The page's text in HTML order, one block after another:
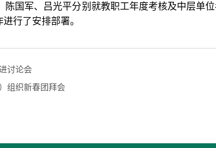
陈国军、吕光平分别就教职工年度考核及中层单
行了安排部署。
讨论会
组织新春团拜会